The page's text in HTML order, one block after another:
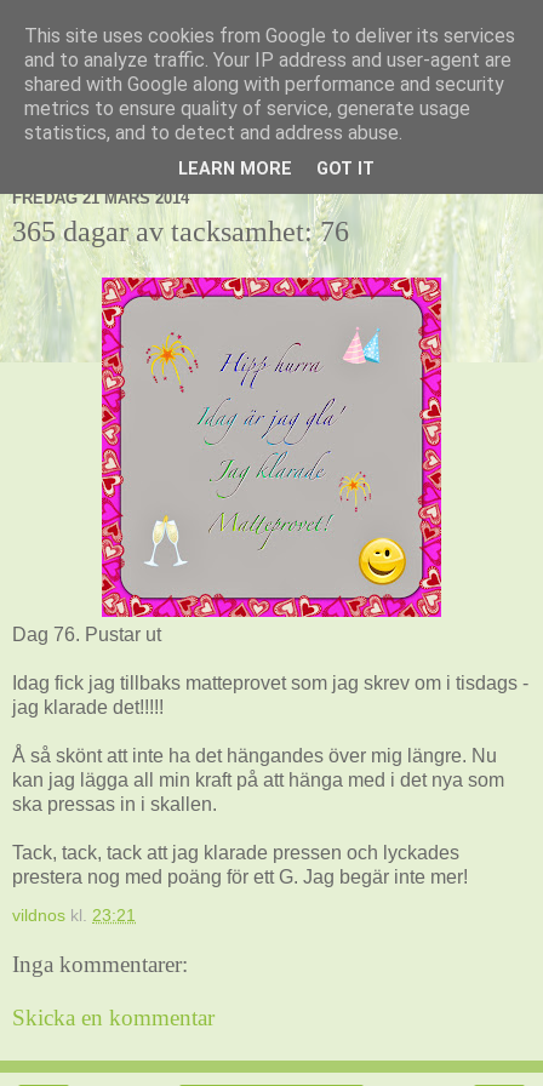
Kennel Vildnos
FREDAG 21 MARS 2014
365 dagar av tacksamhet: 76
Dag 76. Pustar ut
Idag fick jag tillbaks matteprovet som jag skrev om i tisdags -
jag klarade det!!!!!
Å så skönt att inte ha det hängandes över mig längre. Nu
kan jag lägga all min kraft på att hänga med i det nya som
ska pressas in i skallen.
Tack, tack, tack att jag klarade pressen och lyckades
prestera nog med poäng för ett G. Jag begär inte mer!
vildnos kl. 23:21
Inga kommentarer:
Skicka en kommentar
This site uses cookies from Google to deliver its services
and to analyze traffic. Your IP address and user-agent are
shared with Google along with performance and security
metrics to ensure quality of service, generate usage
statistics, and to detect and address abuse.
LEARN MORE GOT IT